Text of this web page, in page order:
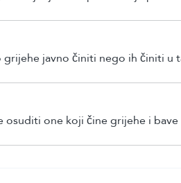
grijehe javno činiti nego ih činiti u
osuditi one koji čine grijehe i